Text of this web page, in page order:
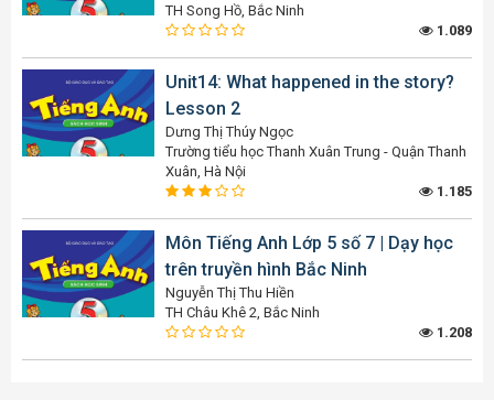
TH Song Hồ, Bắc Ninh
1.089
Unit14: What happened in the story?
Lesson 2
Dưng Thị Thúy Ngọc
Trường tiểu học Thanh Xuân Trung - Quận Thanh
Xuân, Hà Nội
1.185
Môn Tiếng Anh Lớp 5 số 7 | Dạy học
trên truyền hình Bắc Ninh
Nguyễn Thị Thu Hiền
TH Châu Khê 2, Bắc Ninh
1.208